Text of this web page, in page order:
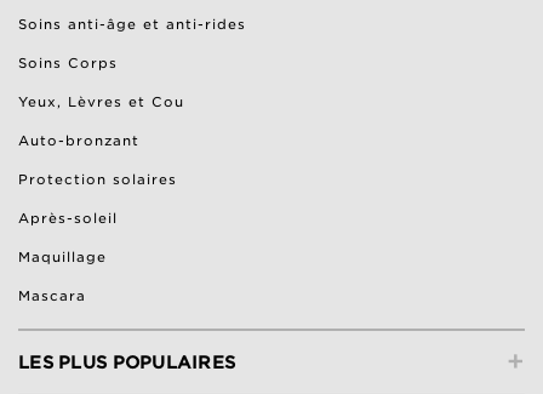
Gommage Exfoliant Peau Neuve
Soins anti-âge et anti-rides
Soins Corps
Yeux, Lèvres et Cou
Auto-bronzant
Protection solaires
Après-soleil
Maquillage
Mascara
+
LES PLUS POPULAIRES